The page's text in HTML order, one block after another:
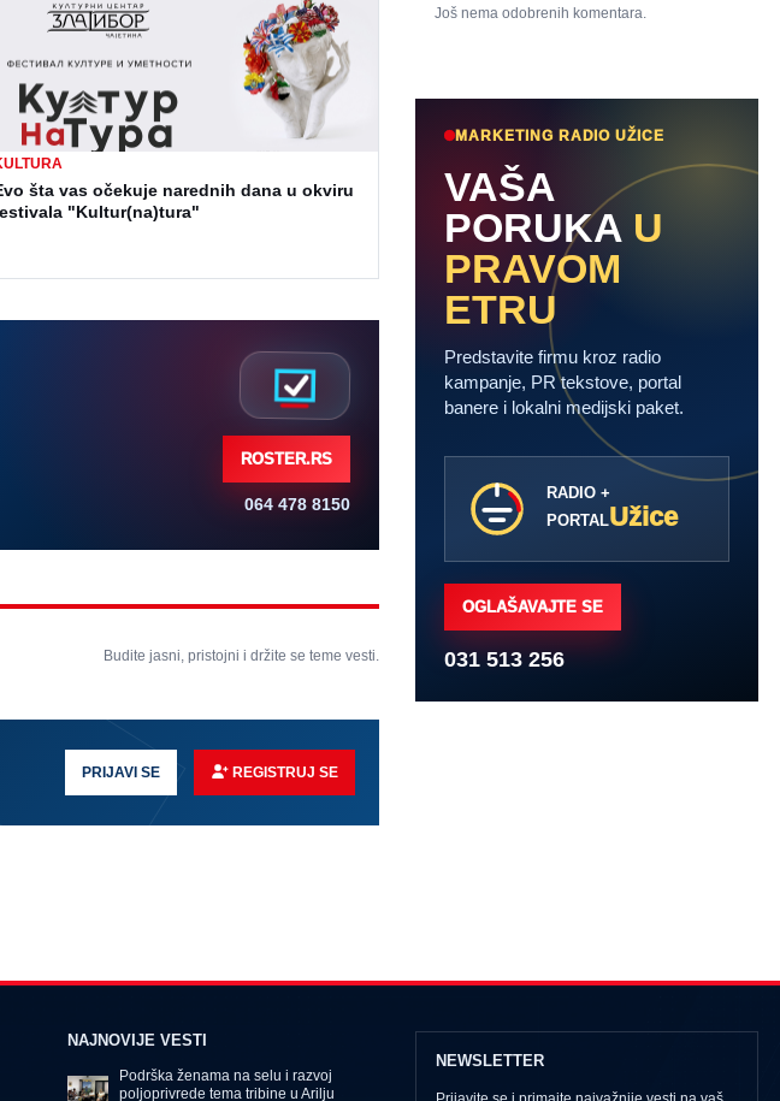
šta vas očekuje narednih dana u okviru
"Kultur(na)tura"
ROSTER.RS
064 478 8150
Budite jasni, pristojni i držite se teme vesti.
PRIJAVI SE REGISTRUJ SE
Još nema odobrenih komentara.
MARKETING RADIO UŽICE
VAŠA
PORUKA U
PRAVOM
ETRU
Predstavite firmu kroz radio
kampanje, PR tekstove, portal
banere i lokalni medijski paket.
RADIO +
PORTALUžice
OGLAŠAVAJTE SE
031 513 256
NAJNOVIJE VESTI
Podrška ženama na selu i razvoj
poljoprivrede tema tribine u Arilju
NEWSLETTER